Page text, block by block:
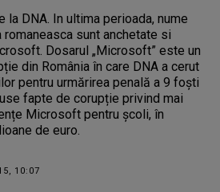
DNA. In ultima perioada, nume
sunt anchetate si
Dosarul „Microsoft” este un
din România în care DNA a cerut
pentru urmărirea penală a 9 foști
fapte de corupție privind mai
Microsoft pentru școli, în
de euro.
10:07